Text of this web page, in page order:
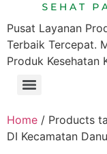
Pusat Layanan
Terbaik Tercepat.
Produk Kesehatan
Home / Products
DI Kecamatan